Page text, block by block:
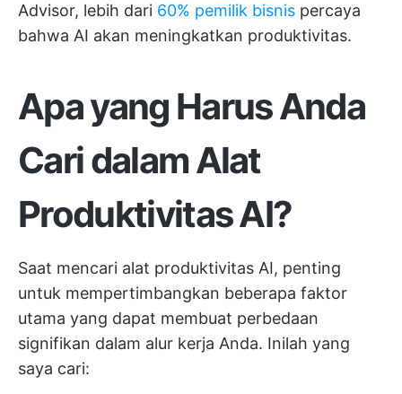
Advisor, lebih dari 60% pemilik bisnis percaya
bahwa AI akan meningkatkan produktivitas.
Apa yang Harus Anda
Cari dalam Alat
Produktivitas AI?
Saat mencari alat produktivitas AI, penting
untuk mempertimbangkan beberapa faktor
utama yang dapat membuat perbedaan
signifikan dalam alur kerja Anda. Inilah yang
saya cari: